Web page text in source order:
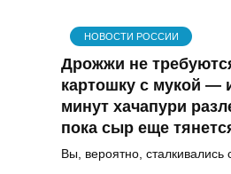
НОВОСТИ РОССИИ
Дрожжи не
картошку с мукой —
минут хачапури
пока сыр еще
Вы, вероятно,